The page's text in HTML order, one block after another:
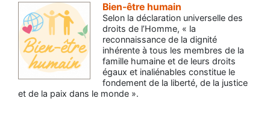
Bien-être humain
Selon la déclaration universelle des
droits de l’Homme, « la
reconnaissance de la dignité
inhérente à tous les membres de la
famille humaine et de leurs droits
égaux et inaliénables constitue le
fondement de la liberté, de la justice
et de la paix dans le monde ».